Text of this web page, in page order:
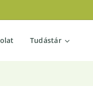
Tudástár